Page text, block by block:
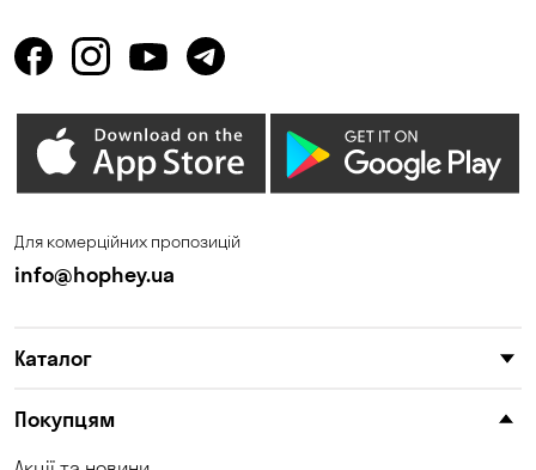
Для комерційних пропозицій
info@hophey.ua
Каталог
Покупцям